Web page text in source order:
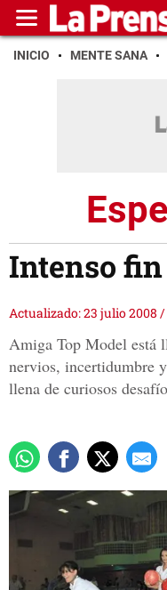
INICIO MENTE SANA
Intenso
Actualizado: 23 julio 2008 /
Amiga Top Model está
nervios, incertidumbre
llena de curiosos